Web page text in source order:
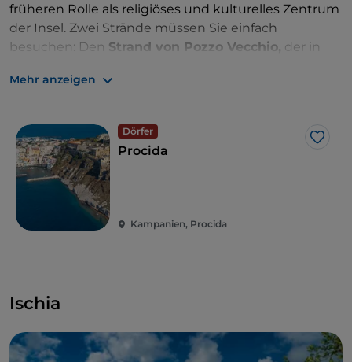
früheren Rolle als religiöses und kulturelles Zentrum
der Insel. Zwei Strände müssen Sie einfach
besuchen: Den Strand von Pozzo Vecchio, der in
Postmann) vorkommt, und
Mehr anzeigen
Dörfer
Like
Procida
Kampanien, Procida
Ischia